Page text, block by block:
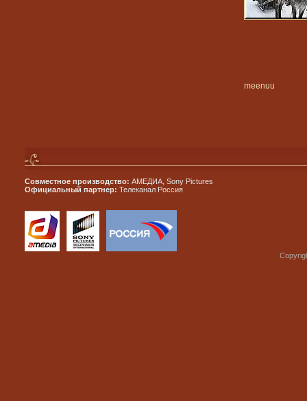
meenuu
Совместное производство: АМЕДИА, Sony Pictures
Официальный партнер: Телеканал Россия